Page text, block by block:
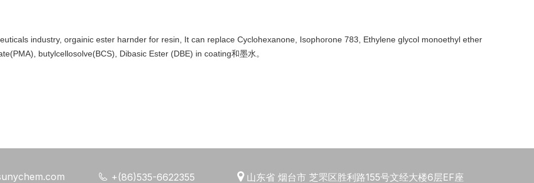
industry, orgainic ester harnder for resin, It can replace Cyclohexanone, Isophorone 783, Ethylene glycol monoethyl ether
butylcellosolve(BCS), Dibasic Ester (DBE) in coating和墨水。
 +(86)535-6622355 山东省 烟台市 芝罘区胜利路155号文经大楼6层EF座